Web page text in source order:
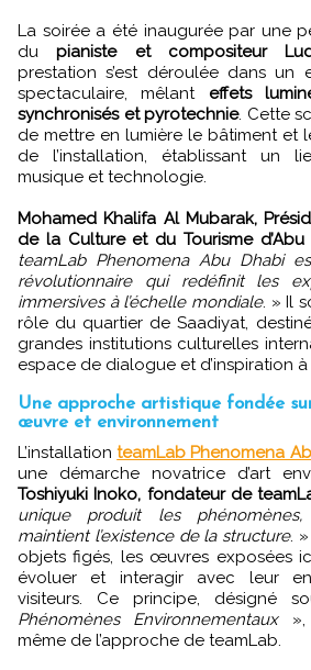
La soirée a été inaugurée par une
dupianiste et compositeur
prestation s’est déroulée dans un
spectaculaire, mêlant effets
synchronisés et pyrotechnie. Cette
de mettre en lumière le bâtiment et
de l’installation, établissant un
musique et technologie.
Mohamed Khalifa Al Mubarak,
de la Culture et du Tourisme d’Abu
teamLab Phenomena Abu Dhabi
révolutionnaire qui redéfinit les
immersives à l’échelle mondiale. » Il
rôle du quartier de Saadiyat,
grandes institutions culturelles
espace de dialogue et d’inspiration
Une approche artistique fondée
œuvre et environnement
L’installationteamLab Phenomena
une démarche novatrice d’art
Toshiyuki Inoko, fondateur de
unique produit les phénomènes,
maintient l’existence de la structure.
objets figés, les œuvres exposées
évoluer et interagir avec leur
visiteurs. Ce principe, désigné
Phénomènes Environnementaux»,
même de l’approche de teamLab.